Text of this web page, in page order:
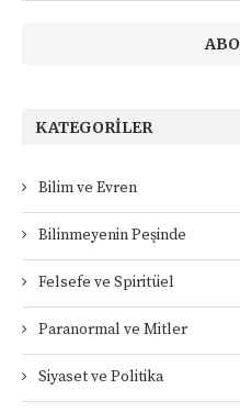
KATEGORILER
Bilim ve Evren
Bilinmeyenin Peşinde
Felsefe ve Spiritüel
Paranormal ve Mitler
Siyaset ve Politika